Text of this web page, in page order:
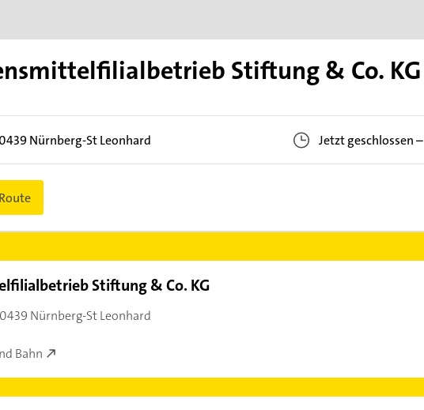
Stiftung & Co. KG
Nürnberg-St Leonhard Jetzt geschlossen–
Route
Stiftung & Co. KG
Nürnberg-St Leonhard
Bahn